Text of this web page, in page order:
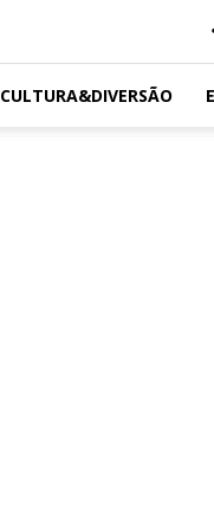
CULTURA&DIVERSÃO